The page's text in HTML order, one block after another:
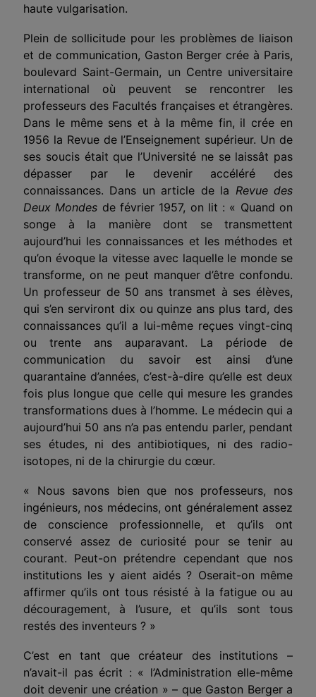
haute vulgarisation.
Plein de sollicitude pour les problèmes de liaison
et de communication, Gaston Berger crée à Paris,
boulevard Saint-Germain, un Centre universitaire
international où peuvent se rencontrer les
professeurs des Facultés françaises et étrangères.
Dans le même sens et à la même fin, il crée en
1956 la Revue de l’Enseignement supérieur. Un de
ses soucis était que l’Université ne se laissât pas
dépasser par le devenir accéléré des
connaissances. Dans un article de la Revue des
Deux Mondes de février 1957, on lit : « Quand on
songe à la manière dont se transmettent
aujourd’hui les connaissances et les méthodes et
qu’on évoque la vitesse avec laquelle le monde se
transforme, on ne peut manquer d’être confondu.
Un professeur de 50 ans transmet à ses élèves,
qui s’en serviront dix ou quinze ans plus tard, des
connaissances qu’il a lui-même reçues vingt-cinq
ou trente ans auparavant. La période de
communication du savoir est ainsi d’une
quarantaine d’années, c’est-à-dire qu’elle est deux
fois plus longue que celle qui mesure les grandes
transformations dues à l’homme. Le médecin qui a
aujourd’hui 50 ans n’a pas entendu parler, pendant
ses études, ni des antibiotiques, ni des radio-
isotopes, ni de la chirurgie du cœur.
« Nous savons bien que nos professeurs, nos
ingénieurs, nos médecins, ont généralement assez
de conscience professionnelle, et qu’ils ont
conservé assez de curiosité pour se tenir au
courant. Peut-on prétendre cependant que nos
institutions les y aient aidés ? Oserait-on même
affirmer qu’ils ont tous résisté à la fatigue ou au
découragement, à l’usure, et qu’ils sont tous
restés des inventeurs ? »
C’est en tant que créateur des institutions –
n’avait-il pas écrit : « l’Administration elle-même
doit devenir une création » – que Gaston Berger a